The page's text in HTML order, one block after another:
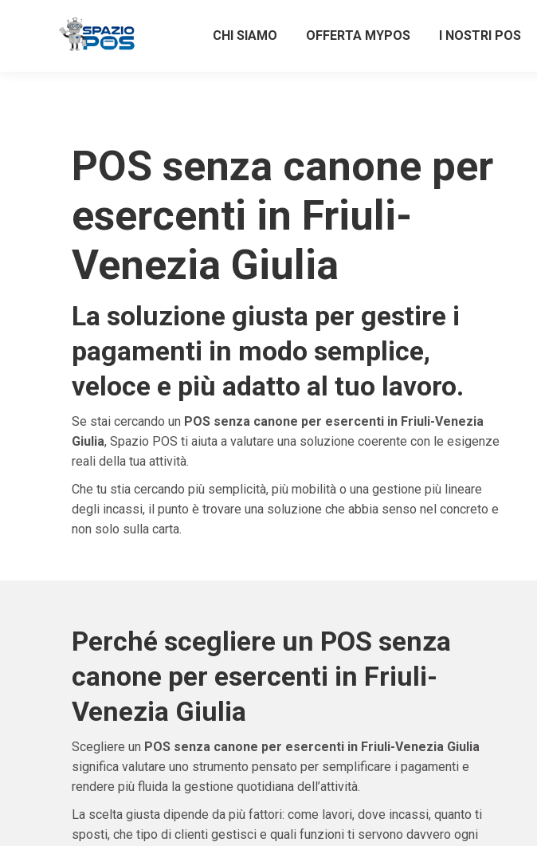
CHI SIAMO OFFERTA MYPOS I NOSTRI POS
POS senza canone per
esercenti in Friuli-
Venezia Giulia
La soluzione giusta per gestire i
pagamenti in modo semplice,
veloce e più adatto al tuo lavoro.
Se stai cercando un POS senza canone per esercenti in Friuli-Venezia
Giulia, Spazio POS ti aiuta a valutare una soluzione coerente con le esigenze
reali della tua attività.
Che tu stia cercando più semplicità, più mobilità o una gestione più lineare
degli incassi, il punto è trovare una soluzione che abbia senso nel concreto e
non solo sulla carta.
Perché scegliere un POS senza
canone per esercenti in Friuli-
Venezia Giulia
Scegliere un POS senza canone per esercenti in Friuli-Venezia Giulia
significa valutare uno strumento pensato per semplificare i pagamenti e
rendere più fluida la gestione quotidiana dell’attività.
La scelta giusta dipende da più fattori: come lavori, dove incassi, quanto ti
sposti, che tipo di clienti gestisci e quali funzioni ti servono davvero ogni